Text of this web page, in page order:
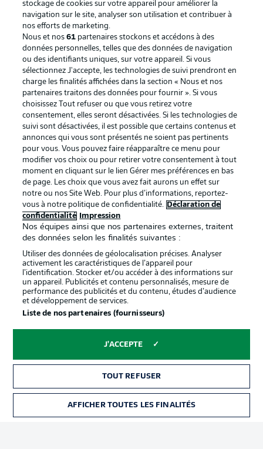
Football as it's meant to be
BUNDESLIGA APP
Proposé par
services
Mentions Légales Gérer mes préférences
Diffuseurs
Travaux Contact
stockage de cookies sur votre appareil pour améliorer la
navigation sur le site, analyser son utilisation et contribuer à
nos efforts de marketing.
Nous et nos61 partenaires stockons et accédons à des
données personnelles, telles que des données de navigation
ou des identifiants uniques, sur votre appareil. Si vous
sélectionnez J'accepte, les technologies de suivi prendront en
charge les finalités affichées dans la section « Nous et nos
partenaires traitons des données pour fournir ». Si vous
choisissez Tout refuser ou que vous retirez votre
consentement, elles seront désactivées. Si les technologies de
suivi sont désactivées, il est possible que certains contenus et
annonces qui vous sont présentés ne soient pas pertinents
pour vous. Vous pouvez faire réapparaître ce menu pour
modifier vos choix ou pour retirer votre consentement à tout
moment en cliquant sur le lien Gérer mes préférences en bas
de page. Les choix que vous avez fait aurons un effet sur
notre ou nos Site Web. Pour plus d’informations, reportez-
vous à notre politique de confidentialité.
Déclaration de
confidentialité
Impression
Nos équipes ainsi que nos partenaires externes, traitent
des données selon les finalités suivantes :
Utiliser des données de géolocalisation précises. Analyser
activement les caractéristiques de l’appareil pour
l’identification. Stocker et/ou accéder à des informations sur
un appareil. Publicités et contenu personnalisés, mesure de
performance des publicités et du contenu, études d’audience
et développement de services.
Liste de nos partenaires (fournisseurs)
J'ACCEPTE
TOUT REFUSER
AFFICHER TOUTES LES FINALITÉS